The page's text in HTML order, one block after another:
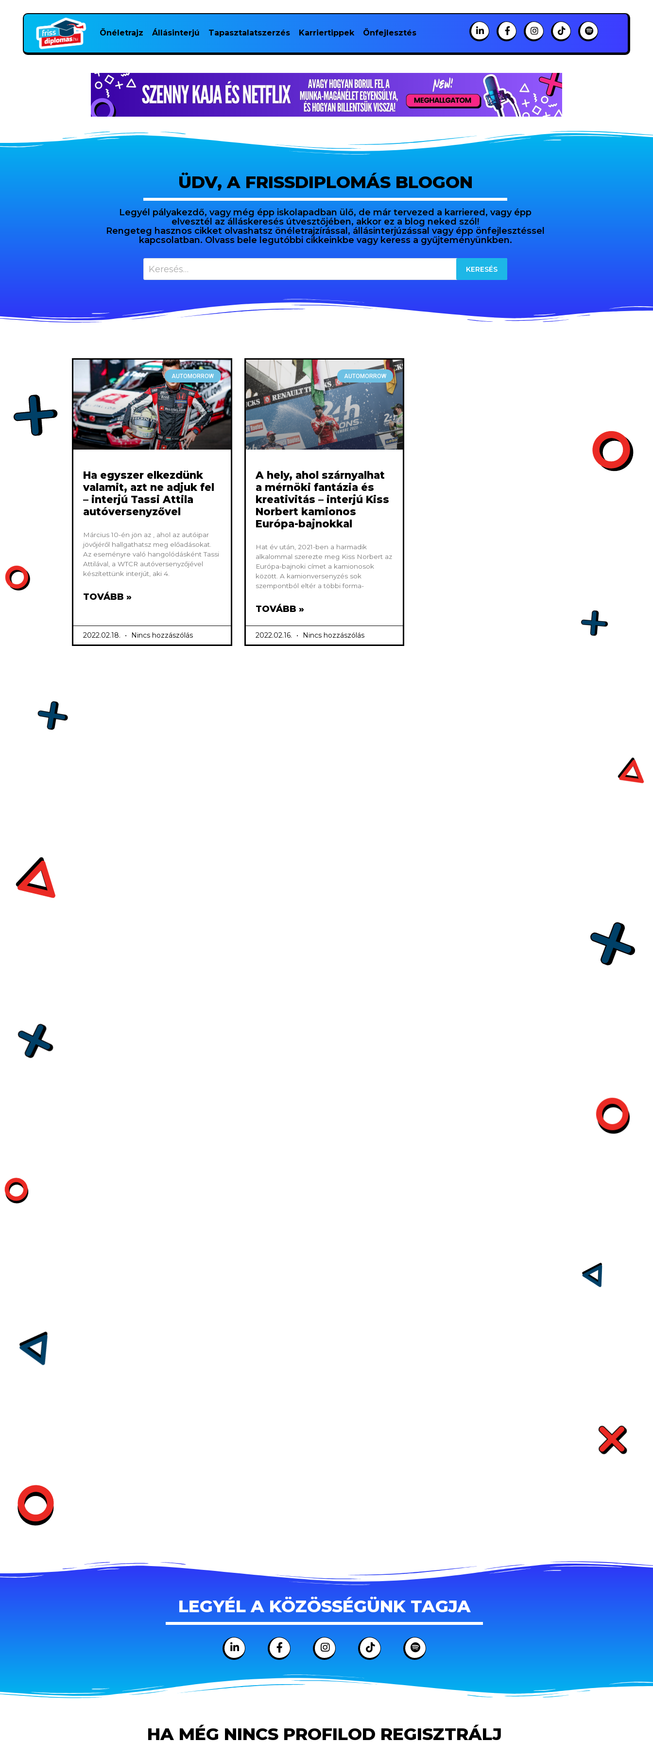
Önéletrajz Állásinterjú Tapasztalatszerzés Karriertippek Önfejlesztés
ÜDV, A FRISSDIPLOMÁS BLOGON
Legyél pályakezdő, vagy még épp iskolapadban ülő, de már tervezed a karriered, vagy épp
elvesztél az álláskeresés útvesztőjében, akkor ez a blog neked szól!
Rengeteg hasznos cikket olvashatsz önéletrajzírással, állásinterjúzással vagy épp önfejlesztéssel
kapcsolatban. Olvass bele legutóbbi cikkeinkbe vagy keress a gyűjteményünkben.
AUTOMORROW
Ha egyszer elkezdünk
valamit, azt ne adjuk fel
– interjú Tassi Attila
autóversenyzővel
Március 10-én jön az , ahol az autóipar
jövőjéről hallgathatsz meg előadásokat.
Az eseményre való hangolódásként Tassi
Attilával, a WTCR autóversenyzőjével
készítettünk interjút, aki 4.
TOVÁBB »
2022.02.18. Nincs hozzászólás
AUTOMORROW
A hely, ahol szárnyalhat
a mérnöki fantázia és
kreativitás – interjú Kiss
Norbert kamionos
Európa-bajnokkal
Hat év után, 2021-ben a harmadik
alkalommal szerezte meg Kiss Norbert az
Európa-bajnoki címet a kamionosok
között. A kamionversenyzés sok
szempontból eltér a többi forma-
TOVÁBB »
2022.02.16. Nincs hozzászólás
LEGYÉL A KÖZÖSSÉGÜNK TAGJA
HA MÉG NINCS PROFILOD REGISZTRÁLJ